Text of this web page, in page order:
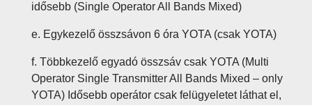
idősebb (Single Operator All Bands Mixed)
e. Egykezelő összsávon 6 óra YOTA (csak YOTA)
f. Többkezelő egyadó összsáv csak YOTA (Multi
Operator Single Transmitter All Bands Mixed – only
YOTA) Idősebb operátor csak felügyeletet láthat el,